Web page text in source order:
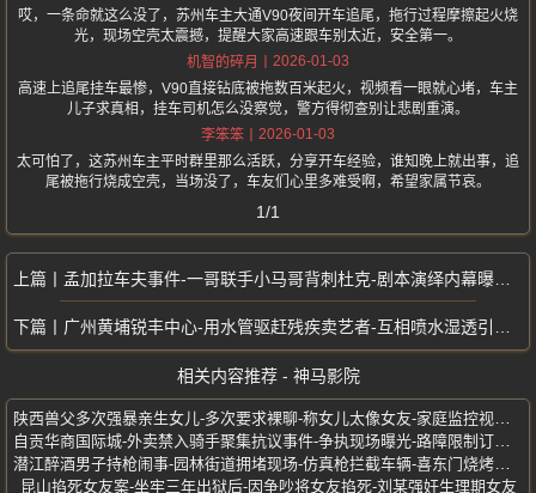
哎，一条命就这么没了，苏州车主大通V90夜间开车追尾，拖行过程摩擦起火烧
光，现场空壳太震撼，提醒大家高速跟车别太近，安全第一。
机智的碎月
2026-01-03
高速上追尾挂车最惨，V90直接钻底被拖数百米起火，视频看一眼就心堵，车主
儿子求真相，挂车司机怎么没察觉，警方得彻查别让悲剧重演。
李笨笨
2026-01-03
太可怕了，这苏州车主平时群里那么活跃，分享开车经验，谁知晚上就出事，追
尾被拖行烧成空壳，当场没了，车友们心里多难受啊，希望家属节哀。
1/1
孟加拉车夫事件-一哥联手小马哥背刺杜克-剧本演绎内幕曝光-真实身份揭秘
广州黄埔锐丰中心-用水管驱赶残疾卖艺者-互相喷水湿透引围观-物业西服男子
相关内容推荐 - 神马影院
昆山掐死女友案-坐牢三年出狱后-因争吵将女友掐死-刘某强奸生理期女友